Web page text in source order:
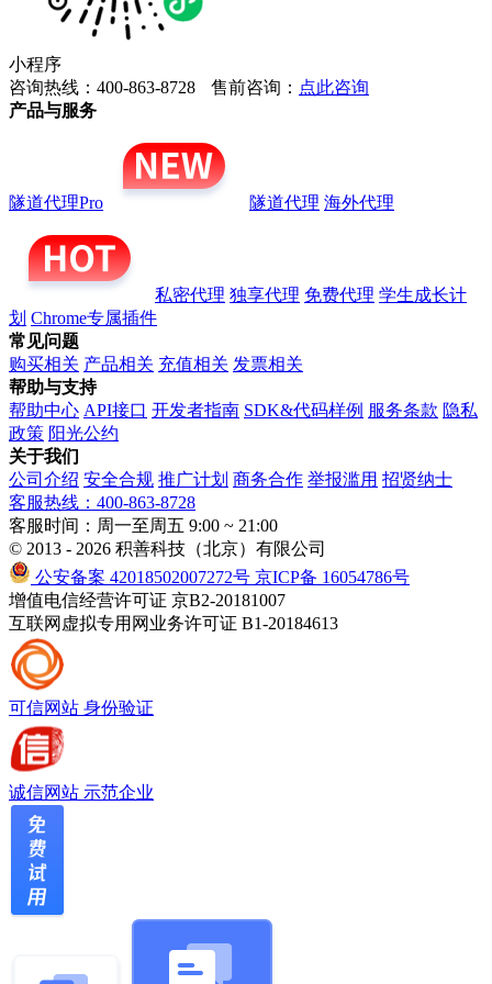
小程序
咨询热线：400-863-8728
售前咨询： 点此咨询
产品与服务
隧道代理Pro 隧道代理 海外代理
私密代理 独享代理 免费代理 学生成长计
划 Chrome专属插件
常见问题
购买相关 产品相关 充值相关 发票相关
帮助与支持
帮助中心 API接口 开发者指南 SDK&代码样例 服务条款 隐私
政策 阳光公约
关于我们
公司介绍 安全合规 推广计划 商务合作 举报滥用 招贤纳士
客服热线：400-863-8728
客服时间：周一至周五 9:00 ~ 21:00
© 2013 - 2026 积善科技（北京）有限公司
公安备案 42018502007272号 京ICP备 16054786号
增值电信经营许可证 京B2-20181007
互联网虚拟专用网业务许可证 B1-20184613
可信网站 身份验证
诚信网站 示范企业